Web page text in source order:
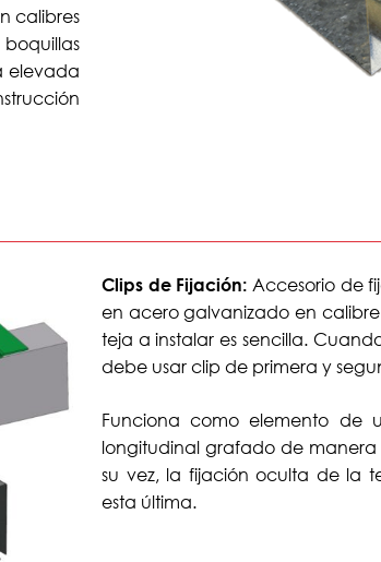
calibres
elevada
Clips de Fijación: Accesorio de
en acero galvanizado en
teja a instalar es sencilla.
debe usar clip de primera y
Funciona como elemento de
longitudinal grafado de
su vez, la fijación oculta de la
esta última.